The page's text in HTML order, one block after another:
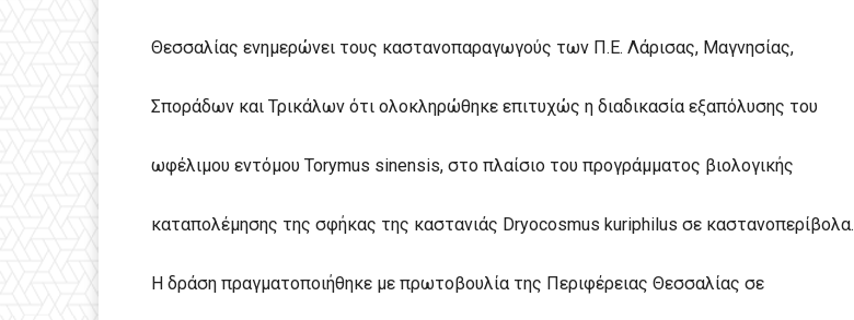
Θεσσαλίας ενημερώνει τους καστανοπαραγωγούς των Π.Ε. Λάρισας, Μαγνησίας,
Σποράδων και Τρικάλων ότι ολοκληρώθηκε επιτυχώς η διαδικασία εξαπόλυσης του
ωφέλιμου εντόμου Torymus sinensis, στο πλαίσιο του προγράμματος βιολογικής
καταπολέμησης της σφήκας της καστανιάς Dryocosmus kuriphilus σε καστανοπερίβολα.
Η δράση πραγματοποιήθηκε με πρωτοβουλία της Περιφέρειας Θεσσαλίας σε